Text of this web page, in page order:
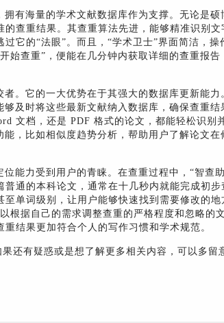
有海量的学术文献数据库作为支撑。无论是硕
查重结果。其查重算法先进，能够精准识别文
它的“法眼”。而且，“学术卫士”界面简洁，操
始查重”，便能在几分钟内获取详细的查重报告
。它的一大优势在于其强大的数据库更新能力
及时将这些最新文献纳入数据库，确保查重结
文档，还是 PDF 格式的论文，都能轻松识别
，比如相似度趋势分析，帮助用户了解论文在
能力受到用户的青睐。在查重过程中，“智查
通的本科论文，通常在十几秒内就能完成初
单词级别，让用户能够快速找到需要修改的地
根据自己的需求调整查重的严格程度和忽略的
结果更加符合个人的写作习惯和学术规范。
还有疑惑或是想了解更多相关内容，可以多留